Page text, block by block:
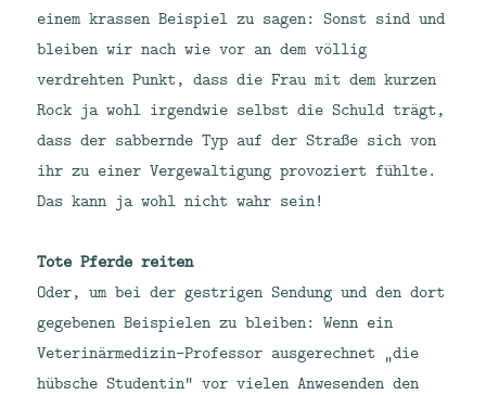
einem krassen Beispiel zu sagen: Sonst sind und
bleiben wir nach wie vor an dem völlig
verdrehten Punkt, dass die Frau mit dem kurzen
Rock ja wohl irgendwie selbst die Schuld trägt,
dass der sabbernde Typ auf der Straße sich von
ihr zu einer Vergewaltigung provoziert fühlte.
Das kann ja wohl nicht wahr sein!
Tote Pferde reiten
Oder, um bei der gestrigen Sendung und den dort
gegebenen Beispielen zu bleiben: Wenn ein
Veterinärmedizin-Professor ausgerechnet „die
hübsche Studentin“ vor vielen Anwesenden den